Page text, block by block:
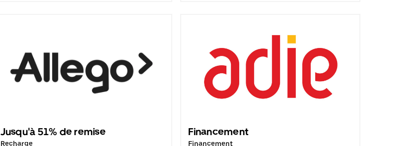
Jusqu'à 51% de remise
Recharge
Financement
Financement